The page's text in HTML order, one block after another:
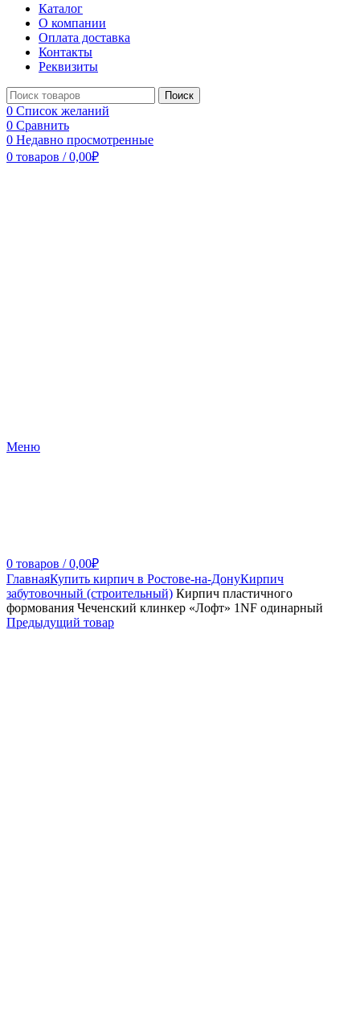
Каталог
О компании
Оплата доставка
Контакты
Реквизиты
Поиск
0 Список желаний
0 Сравнить
0 Недавно просмотренные
0 товаров / 0,00₽
Меню
0 товаров / 0,00₽
ГлавнаяКупить кирпич в Ростове-на-ДонуКирпич
забутовочный (строительный) Кирпич пластичного
формования Чеченский клинкер «Лофт» 1NF одинарный
Предыдущий товар